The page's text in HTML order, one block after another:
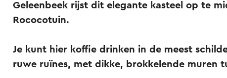
Geleenbeek rijst dit elegante kasteel op te
Rococotuin.
Je kunt hier koffie drinken in de meest
ruwe ruïnes, met dikke, brokkelende muren